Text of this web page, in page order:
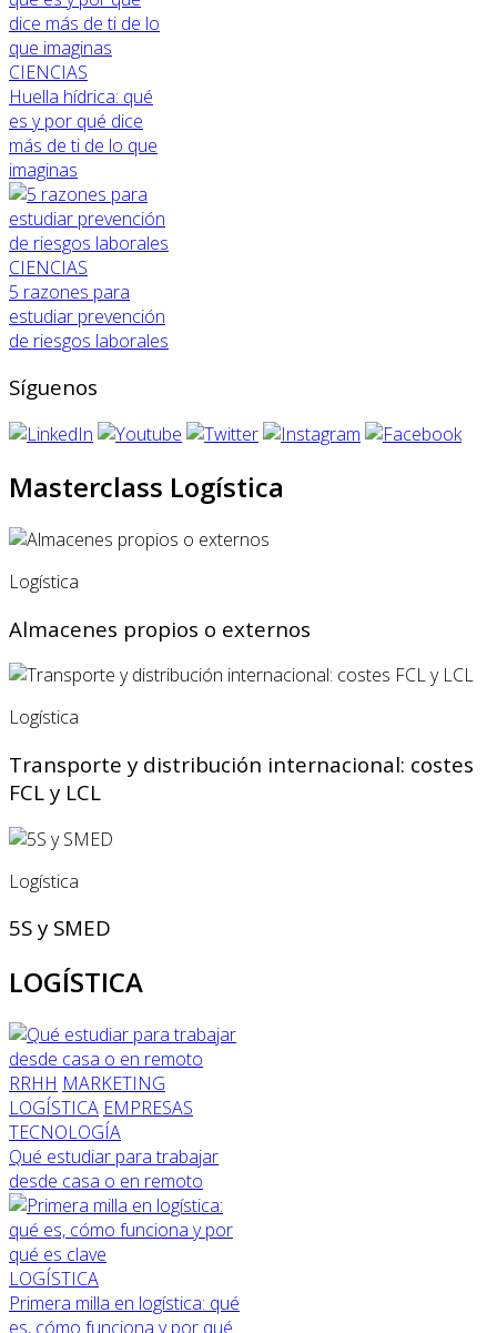
CIENCIAS
Huella hídrica: qué
es y por qué dice
más de ti de lo que
imaginas
CIENCIAS
5 razones para
estudiar prevención
de riesgos laborales
Síguenos
Masterclass Logística
Logística
Almacenes propios o externos
Logística
Transporte y distribución internacional: costes
FCL y LCL
Logística
5S y SMED
LOGÍSTICA
RRHH MARKETING
LOGÍSTICA EMPRESAS
TECNOLOGÍA
Qué estudiar para trabajar
desde casa o en remoto
LOGÍSTICA
Primera milla en logística: qué
es, cómo funciona y por qué